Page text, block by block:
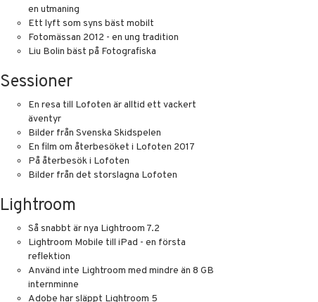
en utmaning
Ett lyft som syns bäst mobilt
Fotomässan 2012 - en ung tradition
Liu Bolin bäst på Fotografiska
Sessioner
En resa till Lofoten är alltid ett vackert
äventyr
Bilder från Svenska Skidspelen
En film om återbesöket i Lofoten 2017
På återbesök i Lofoten
Bilder från det storslagna Lofoten
Lightroom
Så snabbt är nya Lightroom 7.2
Lightroom Mobile till iPad - en första
reflektion
Använd inte Lightroom med mindre än 8 GB
internminne
Adobe har släppt Lightroom 5